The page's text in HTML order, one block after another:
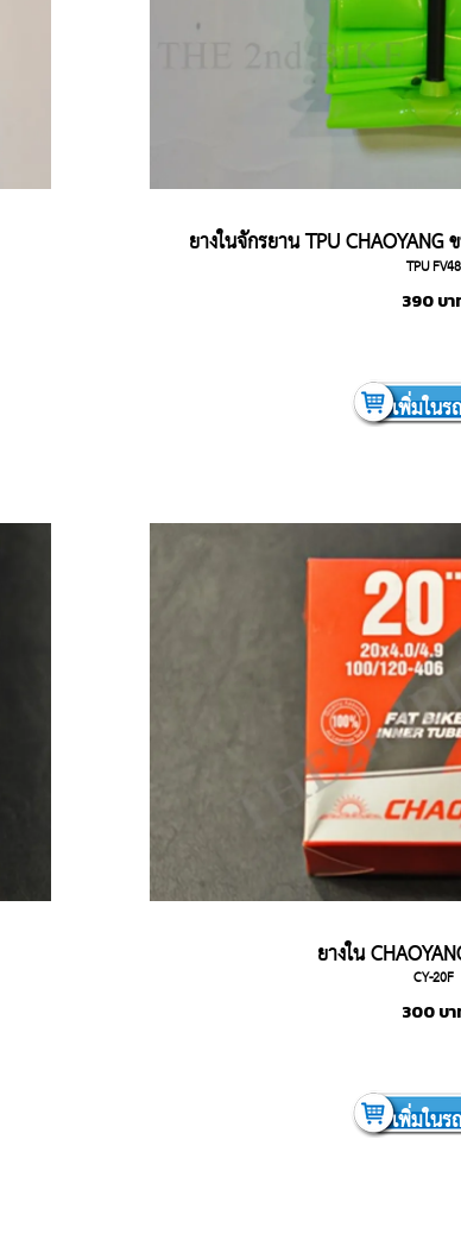
ยางในจักรยาน TPU
TPU FV48
390บา
เพิ่มในร
ยางใน
CY-20F
300 บ
เพิ่มในร